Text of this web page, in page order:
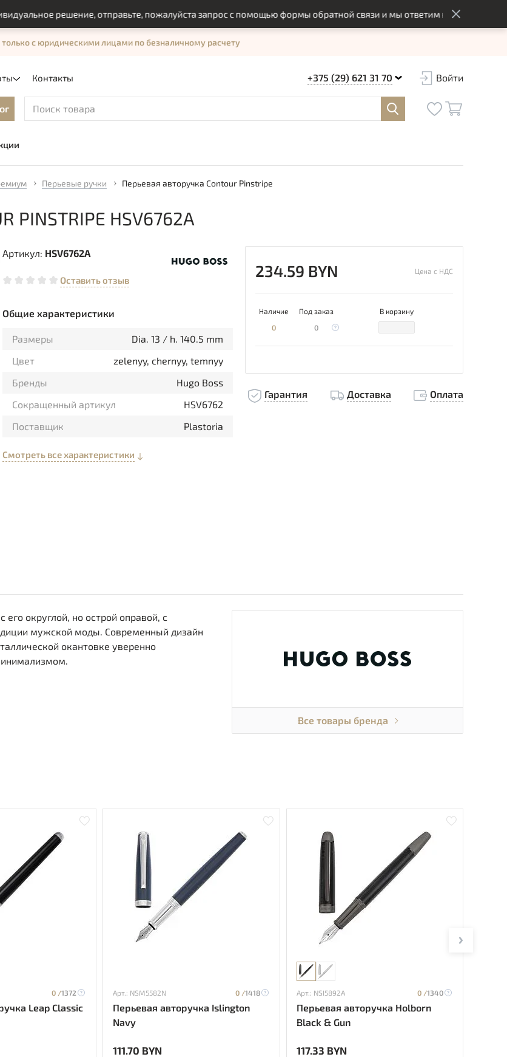
решение, отправьте, пожалуйста запрос с помощью формы обратной связи и мы ответим вам в оптимальный
Контакты
с юридическими лицами по безналичному расчету
+375 (29) 621 31 70 Войти
Перьевые ручки Перьевая авторучка Contour Pinstripe
HSV6762A
Артикул: HSV6762A
Оставить отзыв
Общие характеристики
Размеры
Dia. 13 / h. 140.5 mm
Цвет
zelenyy, chernyy, temnyy
Бренды
Hugo Boss
Сокращенный артикул
HSV6762
Поставщик
Plastoria
Смотреть все характеристики
234.59 BYN Цена с НДС
Наличие Под заказ
В корзину
0
0
Гарантия Доставка Оплата
округлой, но острой оправой, с
мужской моды. Современный дизайн
окантовке уверенно
Все товары бренда
0 /1372
Leap Classic
Арт.: NSM5582N 0 /1418
Перьевая авторучка Islington
Navy
111.70 BYN
Арт.: NSI5892A 0 /1340
Перьевая авторучка Holborn
Black & Gun
117.33 BYN